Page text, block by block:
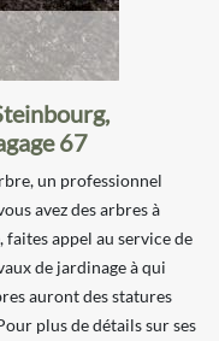
67
un professionnel
avez des arbres à
appel au service de
de jardinage à qui
auront des statures
plus de détails sur ses